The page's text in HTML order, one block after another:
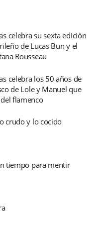
celebra su sexta edición
de Lucas Bun y el
Rousseau
celebra los 50 años de
de Lole y Manuel que
flamenco
crudo y lo cocido
tiempo para mentir